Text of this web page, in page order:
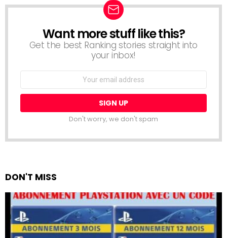
NEWSLETTER
Want more stuff like this?
Get the best Ranking stories straight into
your inbox!
Email
Don't worry, we don't spam
DON'T MISS